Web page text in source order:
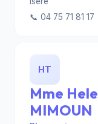
📞 04 75 71 81 17
HT
Mme
MIMOUN